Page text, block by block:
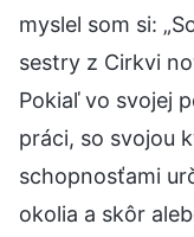
myslel som si:
sestry z Cirkvi
Pokiaľ vo svojej
práci, so svojou
schopnosťami
okolia a skôr